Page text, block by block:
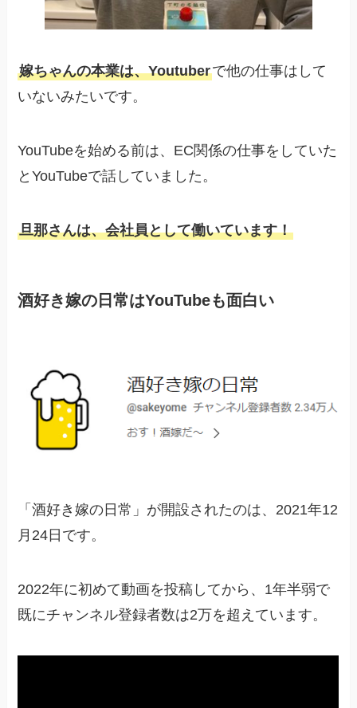
嫁ちゃんの本業は、Youtuberで他の仕事はして
いないみたいです。
YouTubeを始める前は、EC関係の仕事をしていた
とYouTubeで話していました。
旦那さんは、会社員として働いています！
酒好き嫁の日常はYouTubeも面白い
「酒好き嫁の日常」が開設されたのは、2021年12
月24日です。
2022年に初めて動画を投稿してから、1年半弱で
既にチャンネル登録者数は2万を超えています。